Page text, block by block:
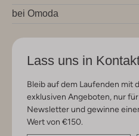
bei Omoda
Lass uns in
Bleib auf dem Laufenden mit
exklusiven Angeboten, nur
Newsletter und gewinne
Wert von €150.